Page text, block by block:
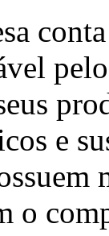
e
o